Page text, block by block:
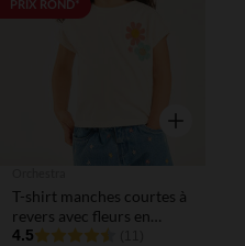
PRIX ROND*
Aperçu
T-shirt manches courtes à
revers avec fleurs en
crochet pour bébé fille
4.5